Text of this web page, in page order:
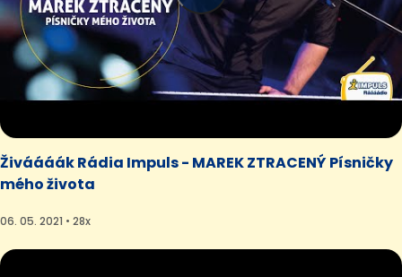
Živáááák Rádia Impuls - MAREK ZTRACENÝ Písničky
mého života
06. 05. 2021 • 28x